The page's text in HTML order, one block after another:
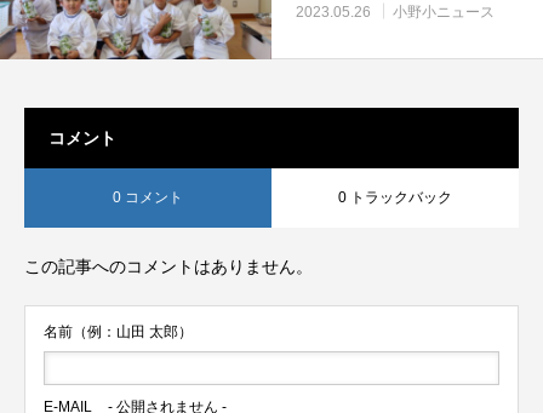
2023.05.26 小野小ニュース
コメント
0 コメント 0 トラックバック
この記事へのコメントはありません。
名前（例：山田 太郎）
E-MAIL - 公開されません -